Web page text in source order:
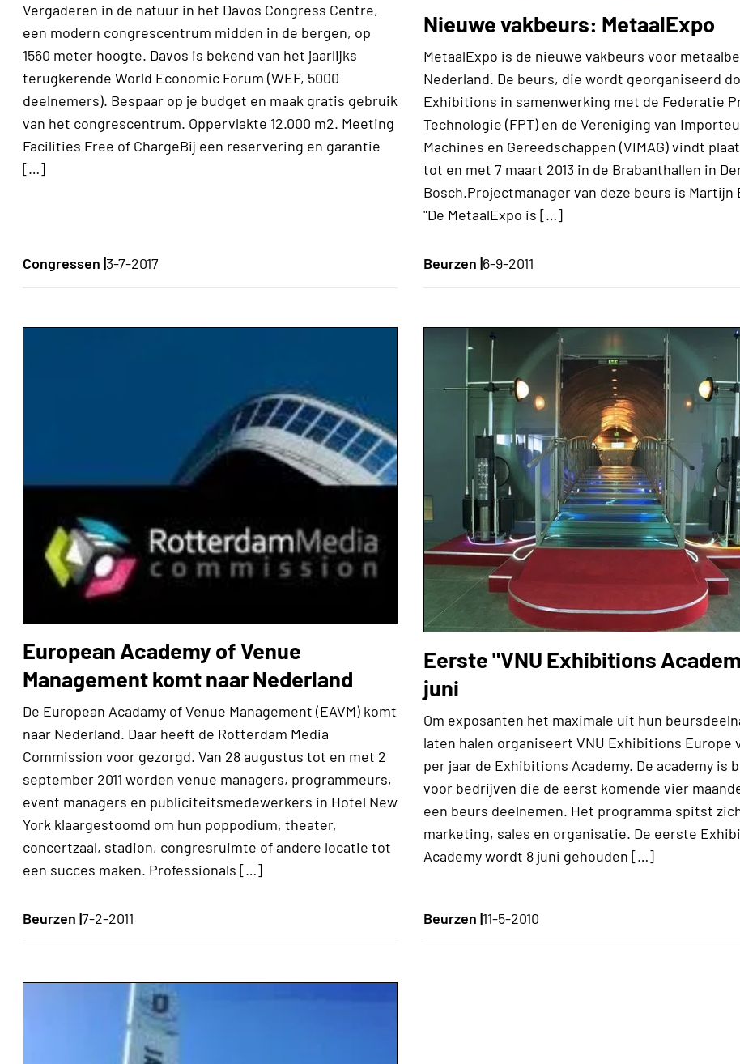
Vergaderen in de natuur in het Davos Congress Centre,
een modern congrescentrum midden in de bergen, op
1560 meter hoogte. Davos is bekend van het jaarlijks
terugkerende World Economic Forum (WEF, 5000
deelnemers). Bespaar op je budget en maak gratis gebruik
van het congrescentrum. Oppervlakte 12.000 m2. Meeting
Facilities Free of ChargeBij een reservering en garantie
[…]
Congressen |3-7-2017
Nieuwe vakbeurs: MetaalExpo
MetaalExpo is de nieuwe vakbeurs voor
Nederland. De beurs, die wordt georganiseerd
Exhibitions in samenwerking met de Federatie
Technologie (FPT) en de Vereniging van
Machines en Gereedschappen (VIMAG) vindt
tot en met 7 maart 2013 in de Brabanthallen in
Bosch.Projectmanager van deze beurs is Martijn
"De MetaalExpo is […]
Beurzen |6-9-2011
European Academy of Venue
Management komt naar Nederland
De European Acadamy of Venue Management (EAVM) komt
naar Nederland. Daar heeft de Rotterdam Media
Commission voor gezorgd. Van 28 augustus tot en met 2
september 2011 worden venue managers, programmeurs,
event managers en publiciteitsmedewerkers in Hotel New
York klaargestoomd om hun poppodium, theater,
concertzaal, stadion, congresruimte of andere locatie tot
een succes maken. Professionals […]
Beurzen |7-2-2011
Eerste "VNU Exhibitions
juni
Om exposanten het maximale uit hun
laten halen organiseert VNU Exhibitions Europe
per jaar de Exhibitions Academy. De academy is
voor bedrijven die de eerst komende vier
een beurs deelnemen. Het programma spitst
marketing, sales en organisatie. De eerste
Academy wordt 8 juni gehouden […]
Beurzen |11-5-2010